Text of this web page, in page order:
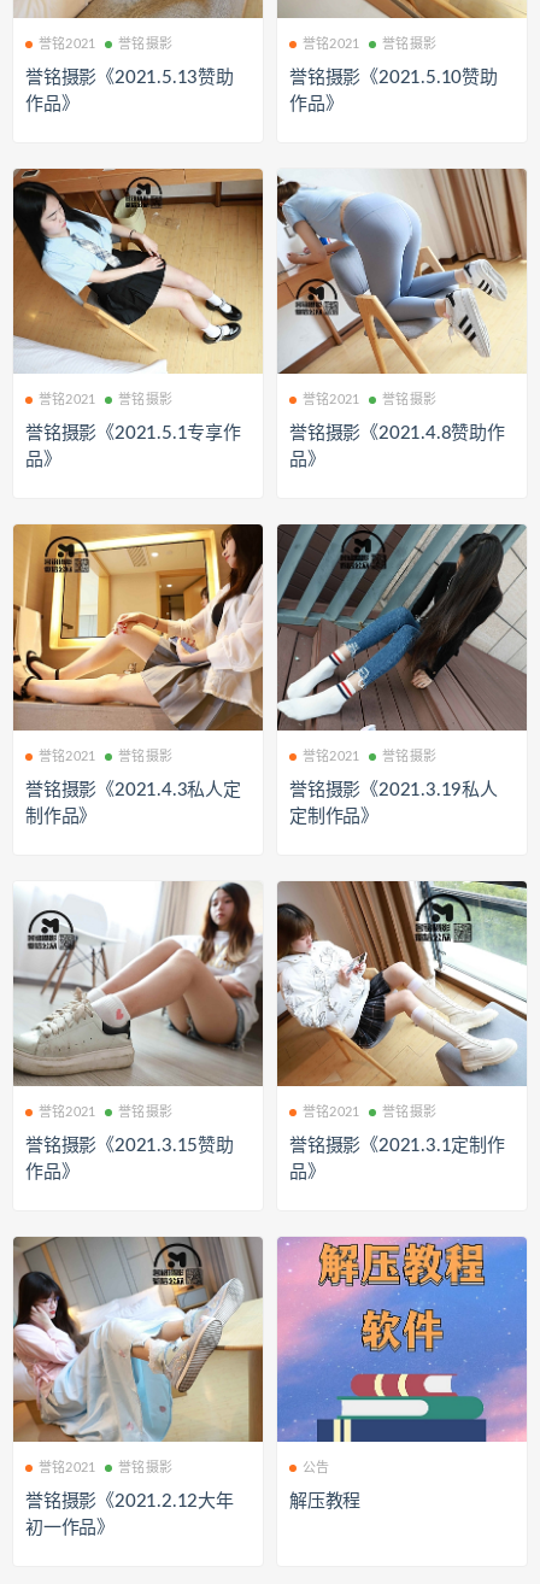
誉铭2021 誉铭摄影
誉铭摄影《2021.5.13赞助
作品》
誉铭2021 誉铭摄影
誉铭摄影《2021.5.10赞助
作品》
誉铭2021 誉铭摄影
誉铭摄影《2021.5.1专享作
品》
誉铭2021 誉铭摄影
誉铭摄影《2021.4.8赞助作
品》
誉铭2021 誉铭摄影
誉铭摄影《2021.4.3私人定
制作品》
誉铭2021 誉铭摄影
誉铭摄影《2021.3.19私人
定制作品》
誉铭2021 誉铭摄影
誉铭摄影《2021.3.15赞助
作品》
誉铭2021 誉铭摄影
誉铭摄影《2021.3.1定制作
品》
誉铭2021 誉铭摄影
誉铭摄影《2021.2.12大年
初一作品》
公告
解压教程